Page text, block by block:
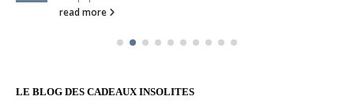
read more
LE BLOG DES CADEAUX INSOLITES